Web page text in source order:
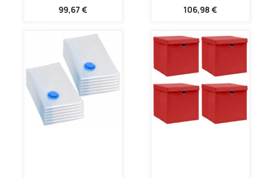
99,67 € 106,98 €